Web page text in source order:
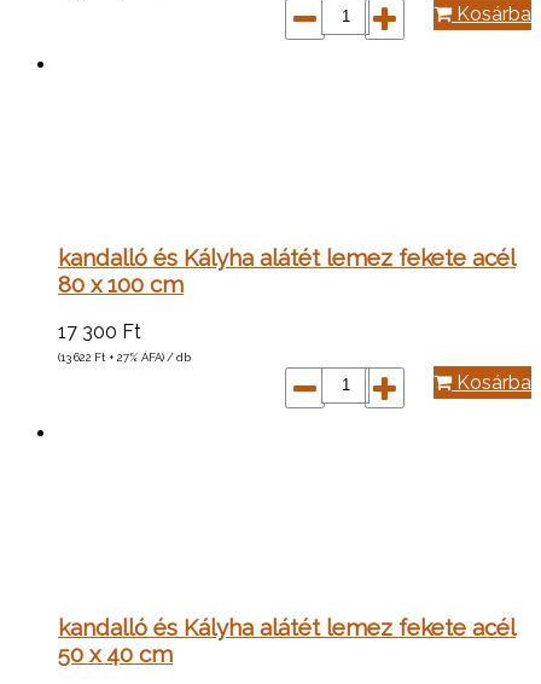
Kosárba
kandalló és Kályha alátét lemez fekete acél
80 x 100 cm
17 300 Ft
(13 622 Ft + 27% ÁFA) / db
Kosárba
kandalló és Kályha alátét lemez fekete acél
50 x 40 cm